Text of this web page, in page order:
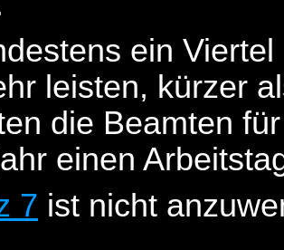
ein
leisten, kürzer
die Beamten
einen
7 ist nicht